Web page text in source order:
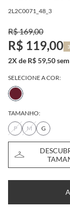
2L2C0071_48_3
R$ 169,00
R$ 119,00
2X de R$ 59,50
SELECIONE A COR:
TAMANHO:
P
M G